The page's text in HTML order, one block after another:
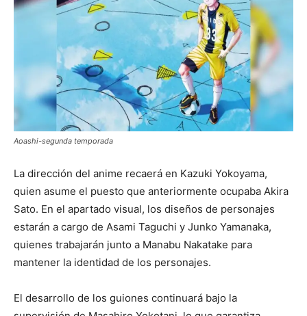
Aoashi-segunda temporada
La dirección del anime recaerá en Kazuki Yokoyama,
quien asume el puesto que anteriormente ocupaba Akira
Sato. En el apartado visual, los diseños de personajes
estarán a cargo de Asami Taguchi y Junko Yamanaka,
quienes trabajarán junto a Manabu Nakatake para
mantener la identidad de los personajes.
El desarrollo de los guiones continuará bajo la